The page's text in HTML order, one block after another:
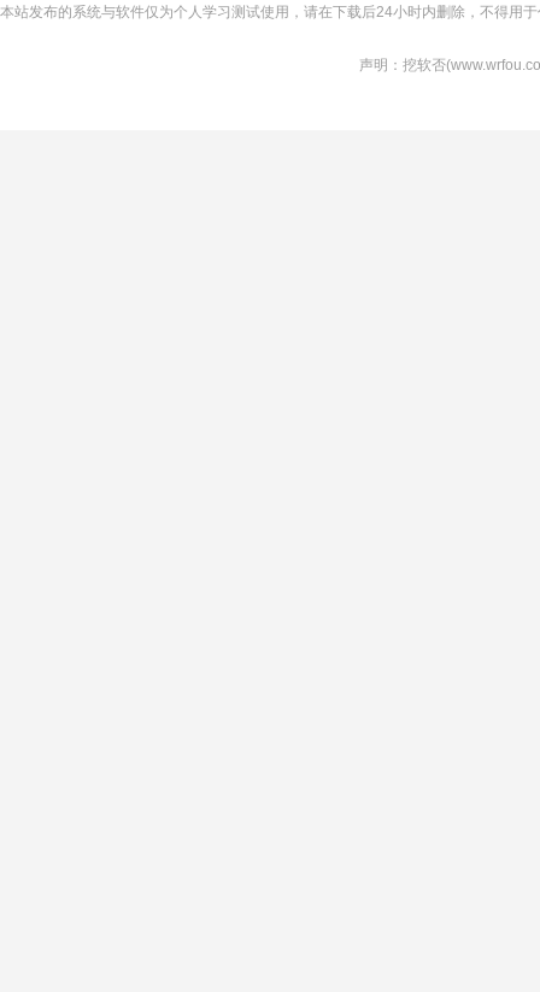
本站发布的系统与软件仅为个人学习测试使用，请在下载后24小时内删除，不得用
声明：挖软否